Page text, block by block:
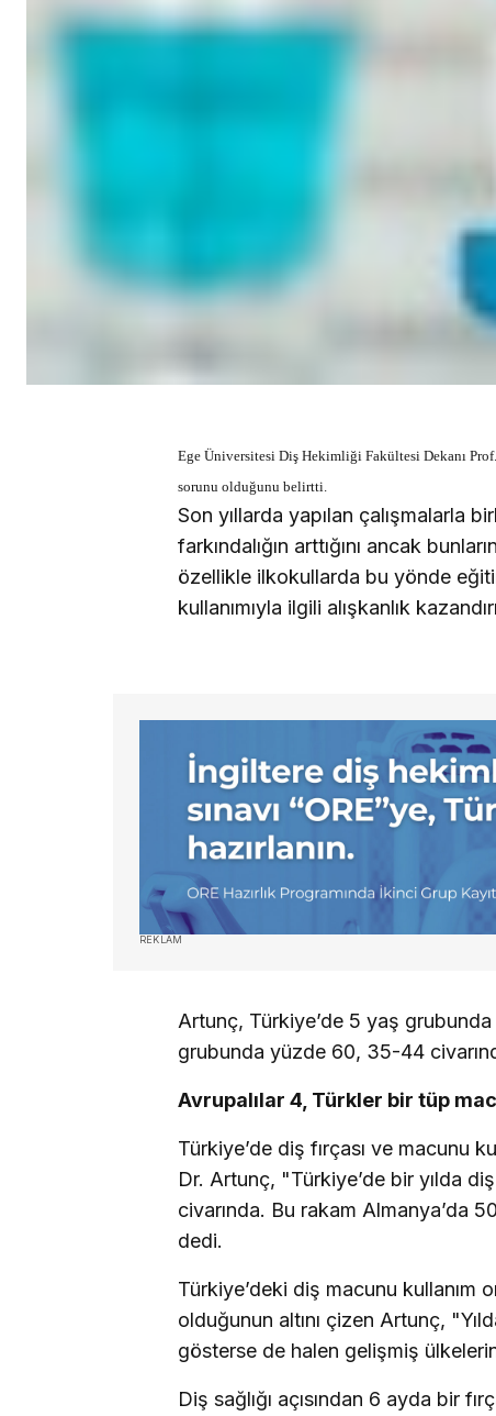
Ege Üniversitesi Diş Hekimliği Fakültesi Dekanı
sorunu olduğunu belirtti.
Son yıllarda yapılan çalışmalarla
farkındalığın arttığını ancak
özellikle ilkokullarda bu yönde
kullanımıyla ilgili alışkanlık
REKLAM
Artunç, Türkiye’de 5 yaş grubunda
grubunda yüzde 60, 35-44
Avrupalılar 4, Türkler bir tüp
Türkiye’de diş fırçası ve macunu
Dr. Artunç, "Türkiye’de bir yılda
civarında. Bu rakam Almanya’da
dedi.
Türkiye’deki diş macunu kullanım
olduğunun altını çizen Artunç,
gösterse de halen gelişmiş
Diş sağlığı açısından 6 ayda bir